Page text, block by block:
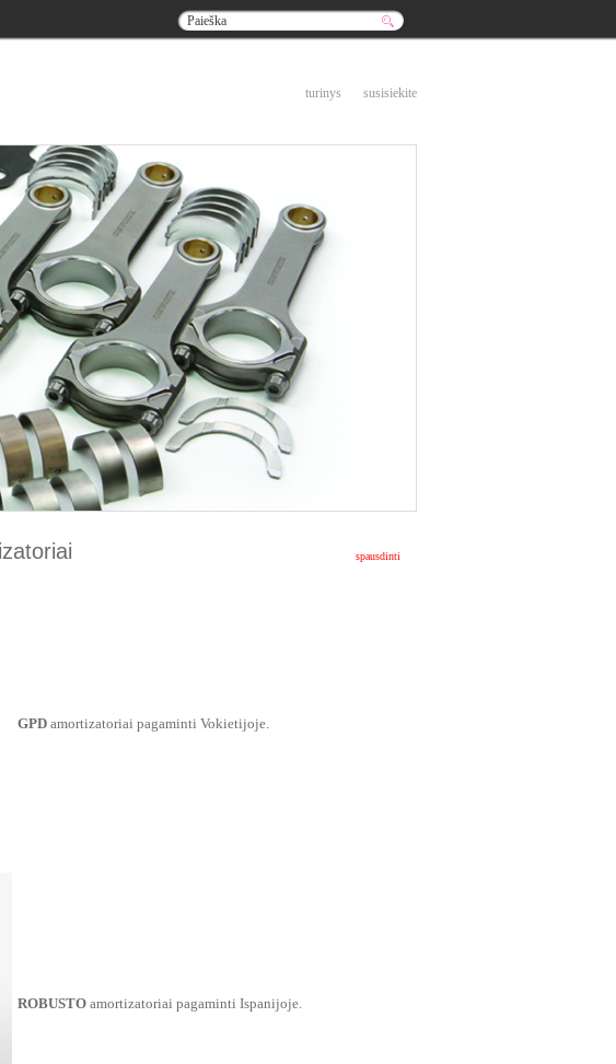
susisiekite
turinys
spausdinti
GPD amortizatoriai pagaminti Vokietijoje.
ROBUSTO amortizatoriai pagaminti Ispanijoje.